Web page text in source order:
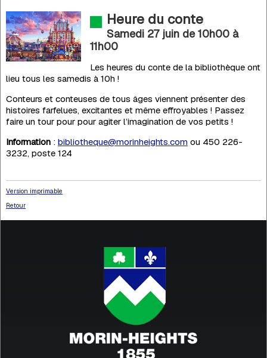
Heure du conte
Samedi 27 juin de 10h00à
11h00
Les heures du conte de la bibliothèque ont
lieu tous les samedis à 10h !
Conteurs et conteuses de tous âges viennent présenter des
histoires farfelues, excitantes et même effroyables ! Passez
faire un tour pour pour agiter l’imagination de vos petits !
Information: bibliotheque@morinheights.com ou 450 226-
3232, poste 124
Version imprimable
Retour